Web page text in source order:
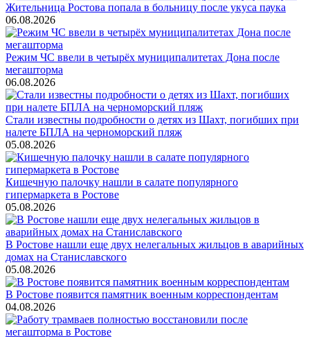
Жительница Ростова попала в больницу после укуса паука
06.08.2026
Режим ЧС ввели в четырёх муниципалитетах Дона после
мегашторма
06.08.2026
Стали известны подробности о детях из Шахт, погибших при
налете БПЛА на черноморский пляж
05.08.2026
Кишечную палочку нашли в салате популярного
гипермаркета в Ростове
05.08.2026
В Ростове нашли еще двух нелегальных жильцов в аварийных
домах на Станиславского
05.08.2026
В Ростове появится памятник военным корреспондентам
04.08.2026